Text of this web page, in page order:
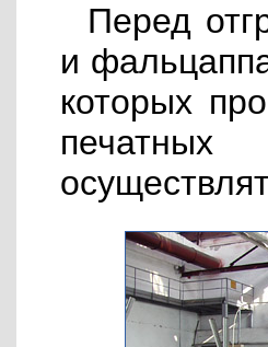
Перед
и
которых